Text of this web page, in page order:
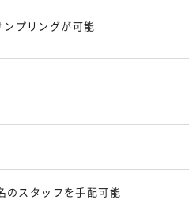
プリングが可能
のスタッフを手配可能